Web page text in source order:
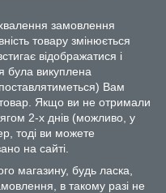
замовлення
товару змінюється
відображатися і
була викуплена
Вам
Якщо ви не отримали
2-х днів (можливо, у
тоді ви можете
на сайті.
магазину, будь ласка,
в такому разі не